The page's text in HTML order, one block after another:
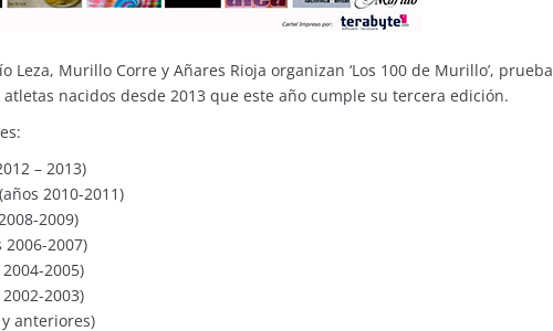
Leza, Murillo Corre y Añares Rioja organizan ‘Los 100 de Murillo’, prueba
nacidos desde 2013 que este año cumple su tercera edición.
– 2013)
2010-2011)
2009)
2007)
2005)
2003)
anteriores)